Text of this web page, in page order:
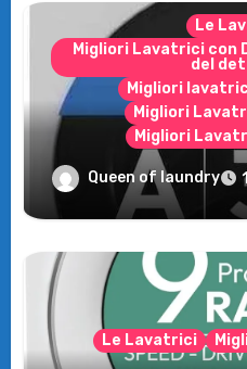
Le
Migliori Lavatrici con
del
Migliori
Migliori
Migliori
Recensione
MultiWash:
Queen of laundry
Le Lavatrici